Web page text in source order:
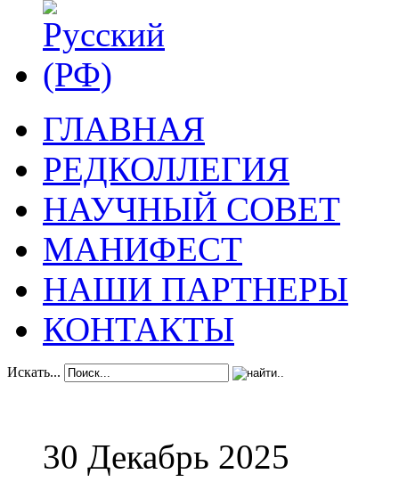
ГЛАВНАЯ
РЕДКОЛЛЕГИЯ
НАУЧНЫЙ СОВЕТ
МАНИФЕСТ
НАШИ ПАРТНЕРЫ
КОНТАКТЫ
Искать...
30 Декабрь 2025